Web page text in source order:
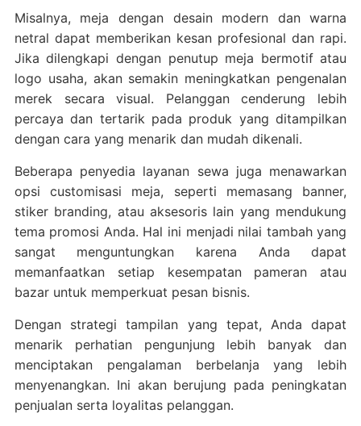
Misalnya, meja dengan desain modern dan warna
netral dapat memberikan kesan profesional dan rapi.
Jika dilengkapi dengan penutup meja bermotif atau
logo usaha, akan semakin meningkatkan pengenalan
merek secara visual. Pelanggan cenderung lebih
percaya dan tertarik pada produk yang ditampilkan
dengan cara yang menarik dan mudah dikenali.
Beberapa penyedia layanan sewa juga menawarkan
opsi customisasi meja, seperti memasang banner,
stiker branding, atau aksesoris lain yang mendukung
tema promosi Anda. Hal ini menjadi nilai tambah yang
sangat menguntungkan karena Anda dapat
memanfaatkan setiap kesempatan pameran atau
bazar untuk memperkuat pesan bisnis.
Dengan strategi tampilan yang tepat, Anda dapat
menarik perhatian pengunjung lebih banyak dan
menciptakan pengalaman berbelanja yang lebih
menyenangkan. Ini akan berujung pada peningkatan
penjualan serta loyalitas pelanggan.